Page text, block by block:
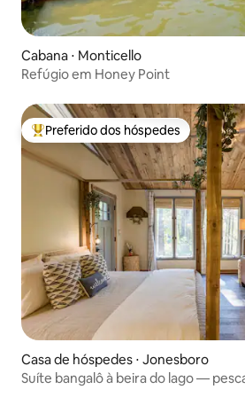
Cabana ⋅ Monticello
Refúgio em Honey Point
Entre os melhores preferidos dos
Preferido dos hóspedes
Casa de hóspedes ⋅ Jonesboro
Suíte bangalô à beira do lago —